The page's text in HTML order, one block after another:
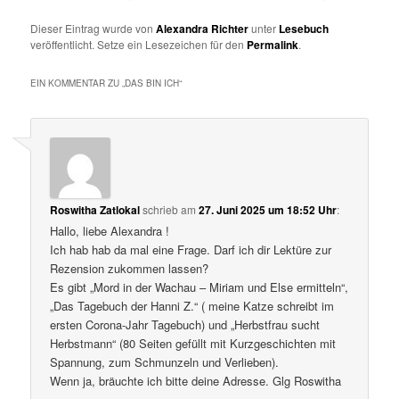
Dieser Eintrag wurde vonAlexandra Richterunter Lesebuch
veröffentlicht. Setze ein Lesezeichen für den Permalink.
EIN KOMMENTAR ZU „DAS BIN ICH“
Roswitha Zatlokalschriebam27. Juni 2025 um 18:52 Uhr:
Hallo, liebe Alexandra !
Ich hab hab da mal eine Frage. Darf ich dir Lektüre zur
Rezension zukommen lassen?
Es gibt „Mord in der Wachau – Miriam und Else ermitteln“,
„Das Tagebuch der Hanni Z.“ ( meine Katze schreibt im
ersten Corona-Jahr Tagebuch) und „Herbstfrau sucht
Herbstmann“ (80 Seiten gefüllt mit Kurzgeschichten mit
Spannung, zum Schmunzeln und Verlieben).
Wenn ja, bräuchte ich bitte deine Adresse. Glg Roswitha